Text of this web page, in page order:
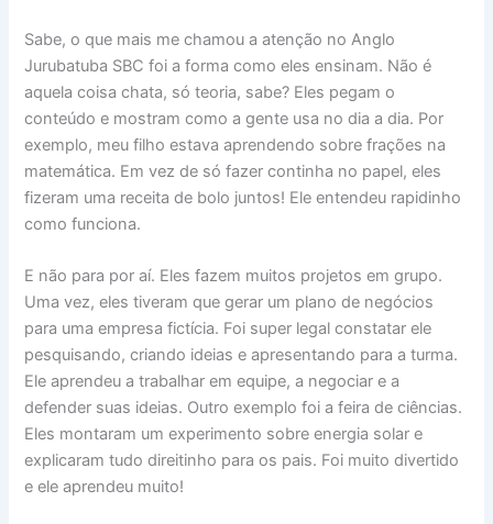
Sabe, o que mais me chamou a atenção no Anglo
Jurubatuba SBC foi a forma como eles ensinam. Não é
aquela coisa chata, só teoria, sabe? Eles pegam o
conteúdo e mostram como a gente usa no dia a dia. Por
exemplo, meu filho estava aprendendo sobre frações na
matemática. Em vez de só fazer continha no papel, eles
fizeram uma receita de bolo juntos! Ele entendeu rapidinho
como funciona.
E não para por aí. Eles fazem muitos projetos em grupo.
Uma vez, eles tiveram que gerar um plano de negócios
para uma empresa fictícia. Foi super legal constatar ele
pesquisando, criando ideias e apresentando para a turma.
Ele aprendeu a trabalhar em equipe, a negociar e a
defender suas ideias. Outro exemplo foi a feira de ciências.
Eles montaram um experimento sobre energia solar e
explicaram tudo direitinho para os pais. Foi muito divertido
e ele aprendeu muito!